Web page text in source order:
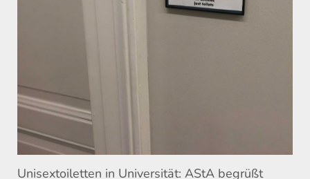
Unisextoiletten in Universität: AStA begrüßt